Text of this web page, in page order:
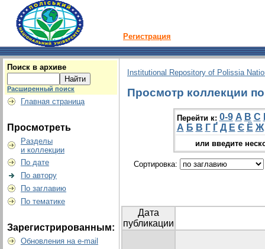
Регистрация
Поиск в архиве
Расширенный поиск
Главная страница
Просмотреть
Разделы
и коллекции
По дате
По автору
По заглавию
По тематике
Зарегистрированным:
Обновления на e-mail
Institutional Repository of Polissia
Просмотр коллекции
Перейти к: 0-9 A B C
А Б В Г Ґ Д Е Є Ё Ж
или введите
Сортировка:
Дата
публикации